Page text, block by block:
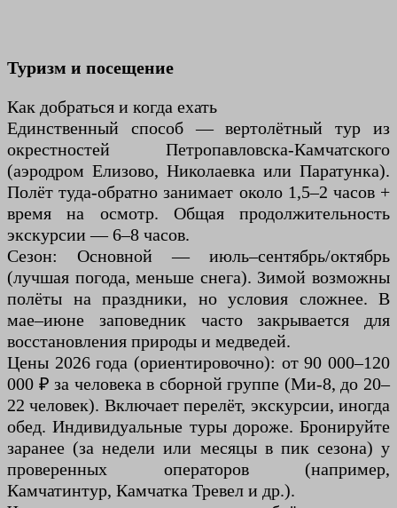
Туризм и посещение
Как добраться и когда ехать
Единственный способ — вертолётный тур из
окрестностей Петропавловска-Камчатского
(аэродром Елизово, Николаевка или Паратунка).
Полёт туда-обратно занимает около 1,5–2 часов +
время на осмотр. Общая продолжительность
экскурсии — 6–8 часов.
Сезон: Основной — июль–сентябрь/октябрь
(лучшая погода, меньше снега). Зимой возможны
полёты на праздники, но условия сложнее. В
мае–июне заповедник часто закрывается для
восстановления природы и медведей.
Цены 2026 года (ориентировочно): от 90 000–120
000 ₽ за человека в сборной группе (Ми-8, до 20–
22 человек). Включает перелёт, экскурсии, иногда
обед. Индивидуальные туры дороже. Бронируйте
заранее (за недели или месяцы в пик сезона) у
проверенных операторов (например,
Камчатинтур, Камчатка Тревел и др.).